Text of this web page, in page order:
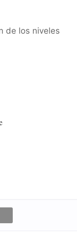
de los niveles